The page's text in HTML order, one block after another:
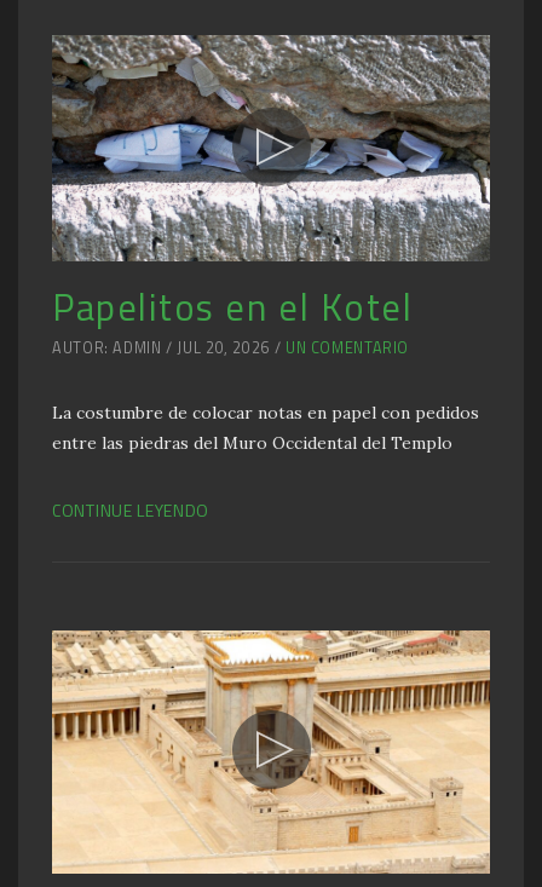
Papelitos en el Kotel
AUTOR: ADMIN / JUL 20, 2026 / UN COMENTARIO
La costumbre de colocar notas en papel con pedidos
entre las piedras del Muro Occidental del Templo
CONTINUE LEYENDO